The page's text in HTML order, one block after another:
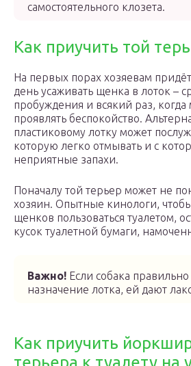
самостоятельного клозета.
Как приучить той
На первых порах хозяевам
день усаживать щенка в лоток –
пробуждения и всякий раз,
проявлять беспокойство.
пластиковому лотку может
которую легко отмывать и с
неприятные запахи.
Поначалу той терьер может не
хозяин. Опытные кинологи,
щенков пользоваться туалетом,
кусок туалетной бумаги,
Важно! Если собака
назначение лотка, ей дают
Как приучить
терьера к туалету на